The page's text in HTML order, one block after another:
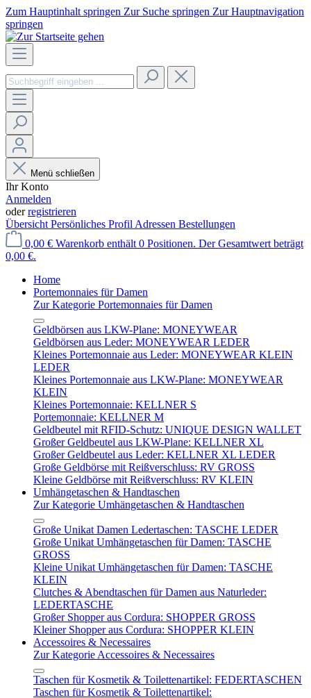
Zum Hauptinhalt springen Zur Suche springen Zur Hauptnavigation
springen
Menü schließen
Ihr Konto
Anmelden
oderregistrieren
Übersicht Persönliches Profil Adressen Bestellungen
0,00 € Warenkorb enthält 0 Positionen. Der Gesamtwert beträgt
0,00 €.
Home
Portemonnaies für Damen
Zur Kategorie Portemonnaies für Damen
Geldbörsen aus LKW-Plane: MONEYWEAR
Geldbörsen aus Leder: MONEYWEAR LEDER
Kleines Portemonnaie aus Leder: MONEYWEAR KLEIN
LEDER
Kleines Portemonnaie aus LKW-Plane: MONEYWEAR
KLEIN
Kleines Portemonnaie: KELLNER S
Portemonnaie: KELLNER M
Geldbeutel mit RFID-Schutz: UNIQUE DESIGN WALLET
Großer Geldbeutel aus LKW-Plane: KELLNER XL
Großer Geldbeutel aus Leder: KELLNER XL LEDER
Große Geldbörse mit Reißverschluss: RV GROSS
Kleine Geldbörse mit Reißverschluss: RV KLEIN
Umhängetaschen & Handtaschen
Zur Kategorie Umhängetaschen & Handtaschen
Große Unikat Damen Ledertaschen: TASCHE LEDER
Große Unikat Umhängetaschen für Damen: TASCHE
GROSS
Kleine Unikat Umhängetaschen für Damen: TASCHE
KLEIN
Clutches & Abendtaschen für Damen aus Naturleder:
LEDERTASCHE
Großer Shopper aus Cordura: SHOPPER GROSS
Kleiner Shopper aus Cordura: SHOPPER KLEIN
Accessoires & Necessaires
Zur Kategorie Accessoires & Necessaires
Taschen für Kosmetik & Toilettenartikel: FEDERTASCHEN
Taschen für Kosmetik & Toilettenartikel: